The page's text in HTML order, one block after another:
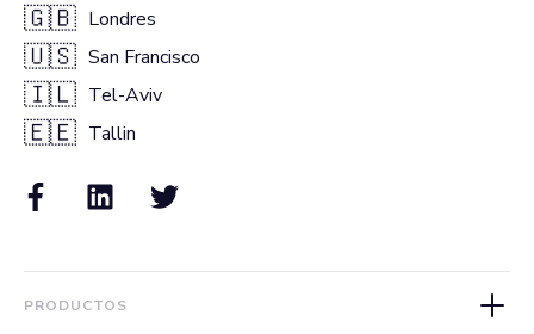
🇬🇧 Londres
🇺🇸 San Francisco
🇮🇱 Tel-Aviv
🇪🇪 Tallin
PRODUCTOS